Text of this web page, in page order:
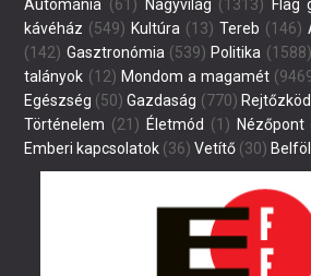
Autómánia (61) Nagyvilág (1313) Flag
kávéház (549) Kultúra (13) Tereb (146)
(142) Gasztronómia (539) Politika (1588)
talányok (12) Mondom a magamét
Egészség (50) Gazdaság (770)
Történelem (21) Életmód (1) Nézőpont
Emberi kapcsolatok (36) Vetítő (30)